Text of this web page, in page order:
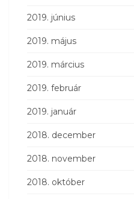
2019. június
2019. május
2019. március
2019. február
2019. január
2018. december
2018. november
2018. október